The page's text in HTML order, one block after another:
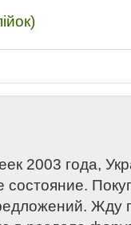
2003 купить•5
2003 года,
Жду